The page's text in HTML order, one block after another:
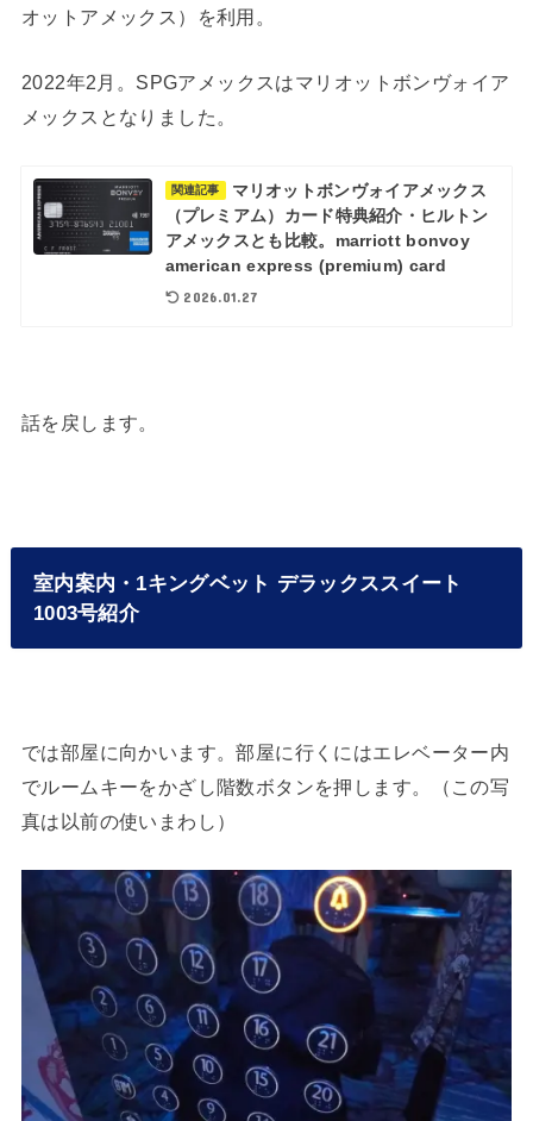
オットアメックス）を利用。
2022年2月。SPGアメックスはマリオットボンヴォイア
メックスとなりました。
関連記事
マリオットボンヴォイアメックス
（プレミアム）カード特典紹介・ヒルトン
アメックスとも比較。marriott bonvoy
american express (premium) card
2026.01.27
話を戻します。
室内案内・1キングベット デラックススイート
1003号紹介
では部屋に向かいます。部屋に行くにはエレベーター内
でルームキーをかざし階数ボタンを押します。（この写
真は以前の使いまわし）